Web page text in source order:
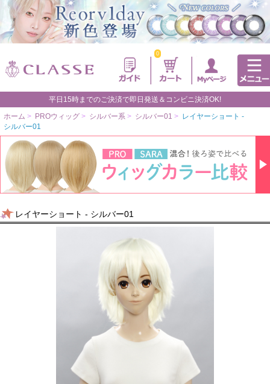
0
平日15時までのご決済で即日発送＆コンビニ決済OK!
ホーム > PROウィッグ > シルバー系 > シルバー01 > レイヤーショート -
シルバー01
レイヤーショート - シルバー01